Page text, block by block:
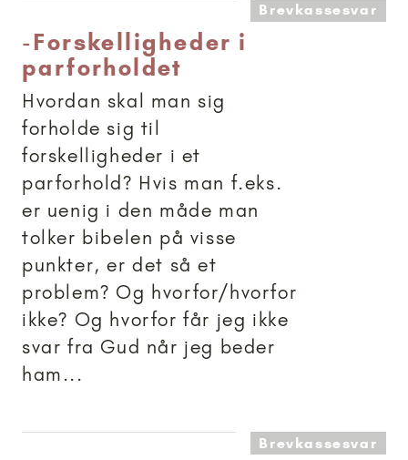
Brevkassesvar
-Forskelligheder i
parforholdet
Hvordan skal man sig
forholde sig til
forskelligheder i et
parforhold? Hvis man f.eks.
er uenig i den måde man
tolker bibelen på visse
punkter, er det så et
problem? Og hvorfor/hvorfor
ikke? Og hvorfor får jeg ikke
svar fra Gud når jeg beder
ham...
Brevkassesvar